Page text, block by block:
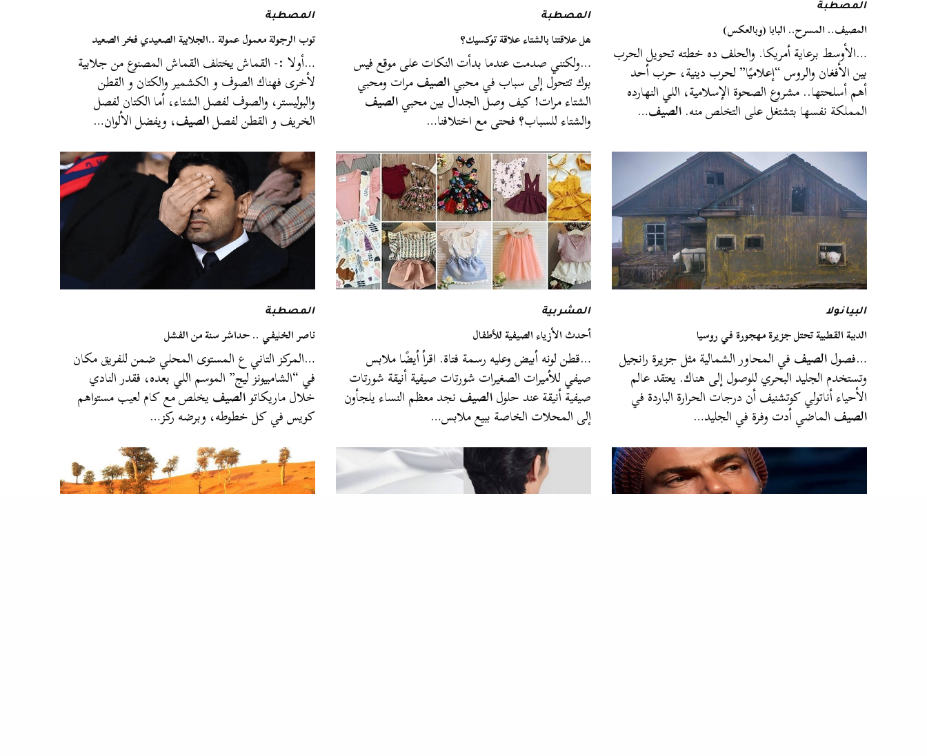
المصطبة
المصيف.. المسرح.. البابا (وبالعكس)
…الأوسط برعاية أمريكا. والحلف ده خطته تحويل الحرب
بين الأفغان والروس “إعلاميًا” لحرب دينية، حرب أحد
أهم أسلحتها.. مشروع الصحوة الإسلامية، اللي النهارده
المملكة نفسها بتشتغل على التخلص منه.الصيف…
المصطبة
هل علاقتنا بالشتاء علاقة توكسيك؟
…ولكنني صدمت عندما بدأت النكات على موقع فيس
بوك تتحول إلى سباب في محبيالصيفمرات ومحبي
الشتاء مرات! كيف وصل الجدال بين محبيالصيف
والشتاء للسباب؟ فحتى مع اختلافنا…
المصطبة
توب الرجولة معمول عمولة ..الجلابية الصعيدي فخر الصعيد
…أولا :- القماش يختلف القماش المصنوع من جلابية
لأخرى فهناك الصوف و الكشمير والكتان و القطن
والبوليستر، والصوف لفصل الشتاء، أما الكتان لفصل
الخريف و القطن لفصلالصيف، ويفضل الألوان…
البيانولا
الدببة القطبية تحتل جزيرة مهجورة في روسيا
…فصولالصيففي المحاور الشمالية مثل جزيرة رانجيل
وتستخدم الجليد البحري للوصول إلى هناك. يعتقد عالم
الأحياء أناتولي كوتشنيف أن درجات الحرارة الباردة في
الصيفالماضي أدت وفرة في الجليد…
المشربية
أحدث الأزياء الصيفية للأطفال
…قطن لونه أبيض وعليه رسمة فتاة. اقرأ أيضًا ملابس
صيفي للأميرات الصغيرات شورتات صيفية أنيقة شورتات
صيفية أنيقة عند حلولالصيفنجد معظم النساء يلجأون
إلى المحلات الخاصة ببيع ملابس…
المصطبة
ناصر الخليفي .. حداشر سنة من الفشل
…المركز التاني ع المستوى المحلي ضمن للفريق مكان
في “الشامبيونز ليج” الموسم اللي بعده، فقدر النادي
خلال ماريكاتوالصيفيخلص مع كام لعيب مستواهم
كويس في كل خطوطه، وبرضه ركز…